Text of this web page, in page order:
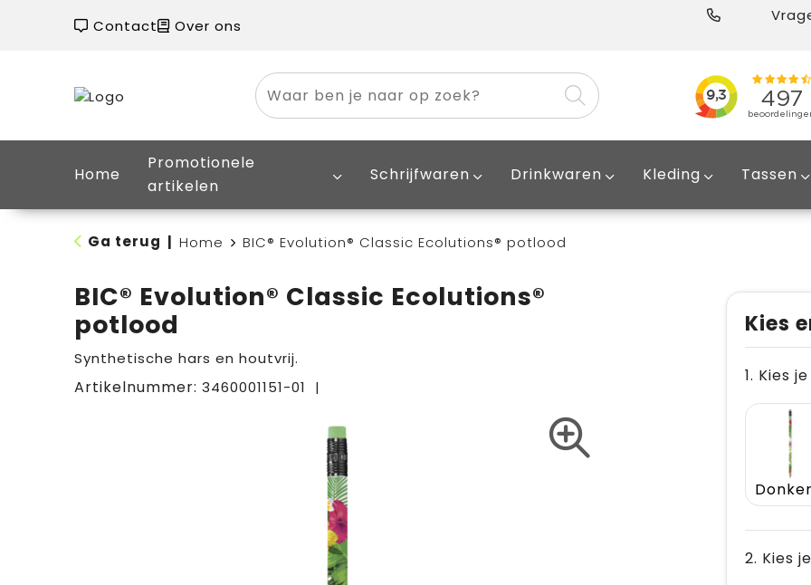
Contact Over ons
Home
Promotionele
artikelen
Schrijfwaren Drinkwaren Kleding Tassen
Ga terug Home BIC® Evolution® Classic Ecolutions® potlood
BIC® Evolution® Classic Ecolutions®
potlood
Synthetische hars en houtvrij.
Artikelnummer: 3460001151-01
Kies
1. Kies
2. Kies